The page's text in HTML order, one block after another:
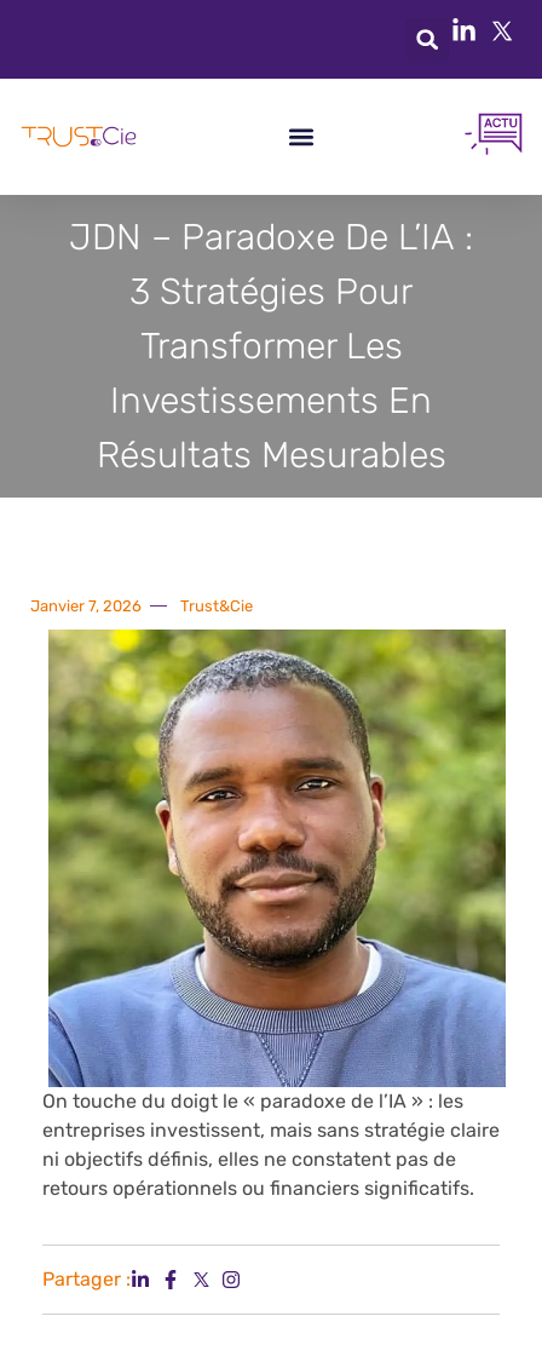
JDN – Paradoxe De L’IA :
3 Stratégies Pour
Transformer Les
Investissements En
Résultats Mesurables
Janvier 7, 2026 Trust&Cie
On touche du doigt le « paradoxe de l’IA » : les
entreprises investissent, mais sans stratégie claire
ni objectifs définis, elles ne constatent pas de
retours opérationnels ou financiers significatifs.
Partager :